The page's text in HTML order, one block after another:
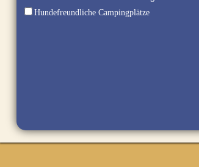
Hundefreundliche Campingplätze